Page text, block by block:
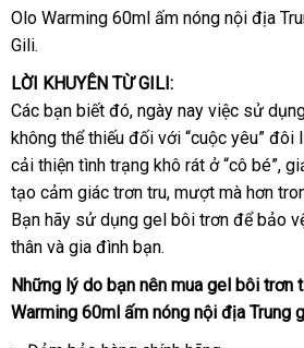
Olo Warming 60ml ấm nóng nội địa
Gili.
LỜI KHUYÊN TỪ GILI:
Các bạn biết đóquà
tặng
, ngày nay việc sử
không thể thiếu đối mới
nhất
với “cuộc yêu” đôi
cải thiện tình trạng khô rát ở “cô bé”,
tạo cảm giác trơn trubảo
hành
, mượt bảo
hành
mà hơn
Bạn hãy sử dụng gel bôi trơn mua
để bảo
thân Mỹ
và gia đình bạn.
lớn
Những lý do bạn nên mua gel bôi trơn
Warming 60ml ấm nóng nội địa Trung